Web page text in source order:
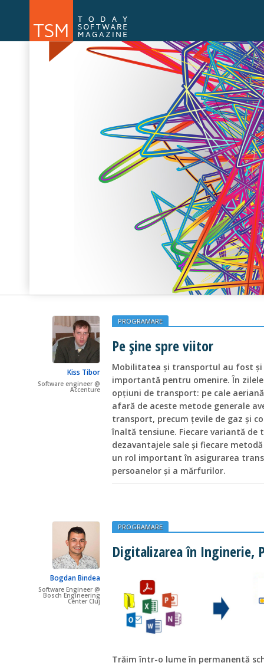
Numărul 169 Numărul
Kiss Tibor
Software engineer @
Accenture
PROGRAMARE
Pe șine spre viitor
Mobilitatea și transportul au fost
importantă pentru omenire. În
opțiuni de transport: pe cale
afară de aceste metode generale
transport, precum țevile de gaz și
înaltă tensiune. Fiecare variantă de
dezavantajele sale și fiecare
un rol important în asigurarea
persoanelor și a mărfurilor.
Bogdan Bindea
Software Engineer @
Bosch Engineering
Center Cluj
PROGRAMARE
Digitalizarea în Inginerie,
Trăim într-o lume în permanentă